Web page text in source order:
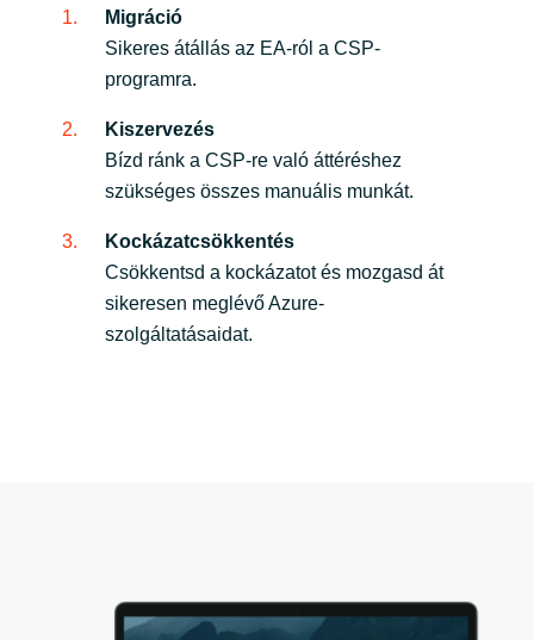
Migráció
Sikeres átállás az EA-ról a CSP-
programra.
Kiszervezés
Bízd ránk a CSP-re való áttéréshez
szükséges összes manuális munkát.
Kockázatcsökkentés
Csökkentsd a kockázatot és mozgasd át
sikeresen meglévő Azure-
szolgáltatásaidat.